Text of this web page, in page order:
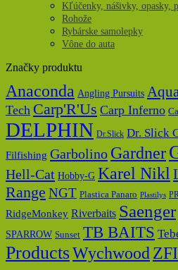
Kľúčenky, nášivky, opasky,
Rohože
Rybárske samolepky
Vône do auta
Značky produktu
Anaconda Angling Pursuits
Tech Carp'R'Us Carp Inferno
DELPHIN Dr.Slick Dr. Slick
Filfishing Garbolino Gardner
Hell-Cat Hobby-G Karel Nikl
Range NGT Plastica Panaro Plastilys
RidgeMonkey Riverbaits Saenger
SPARROW Sunset TB BAITS
ProductsWychwood